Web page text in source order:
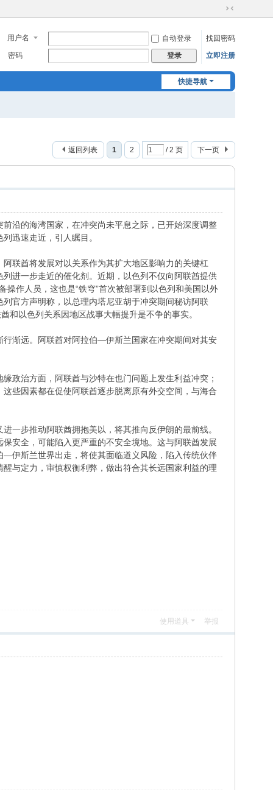
切
到
窄
用户名 自动登录
找回密码
密码
登录 立即注册
快捷导航
1 2 / 2 页 下一页
返回列表
沿的海湾国家，在冲突尚未平息之际，已开始深度调整
迅速走近，引人瞩目。
联酋将发展对以关系作为其扩大地区影响力的关键杠
进一步走近的催化剂。近期，以色列不仅向阿联酋提供
操作人员，这也是“铁穹”首次被部署到以色列和美国以外
官方声明称，以总理内塔尼亚胡于冲突期间秘访阿联
和以色列关系因地区战事大幅提升是不争的事实。
渐远。阿联酋对阿拉伯—伊斯兰国家在冲突期间对其安
政治方面，阿联酋与沙特在也门问题上发生利益冲突；
些因素都在促使阿联酋逐步脱离原有外交空间，与海合
步推动阿联酋拥抱美以，将其推向反伊朗的最前线。
安全，可能陷入更严重的不安全境地。这与阿联酋发展
伊斯兰世界出走，将使其面临道义风险，陷入传统伙伴
与定力，审慎权衡利弊，做出符合其长远国家利益的理
使用道具 举报